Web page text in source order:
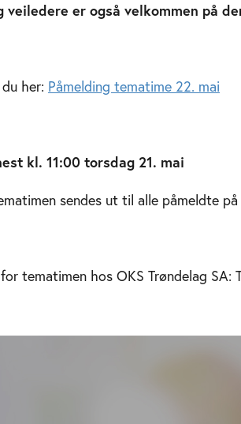
veiledere er også velkommen på
her: Påmelding tematime 22. mai
kl. 11:00 torsdag 21. mai
sendes ut til alle påmeldte
tematimen hos OKS Trøndelag SA: